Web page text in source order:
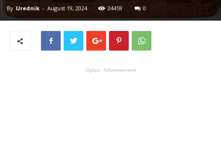
By Urednik - August 19, 2024 24459 0
Oglasi - Advertisement